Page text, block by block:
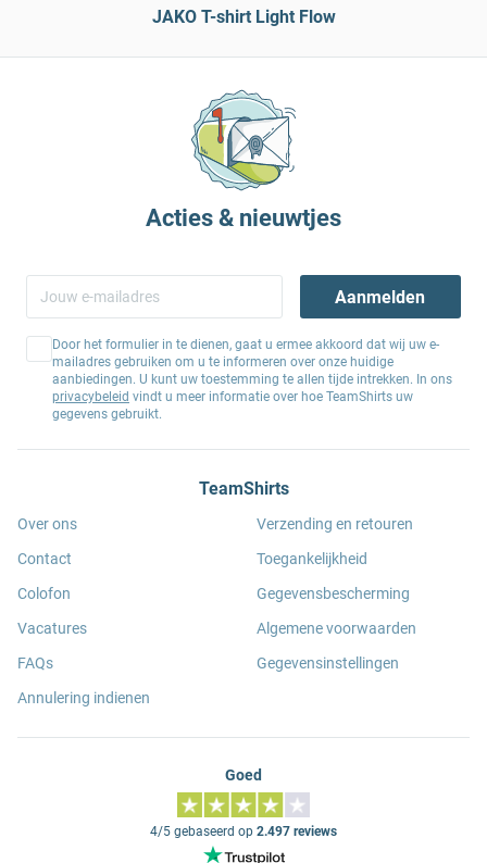
JAKO T-shirt Light Flow
Acties & nieuwtjes
Aanmelden
Door het formulier in te dienen, gaat u ermee akkoord dat wij uw e-
mailadres gebruiken om u te informeren over onze huidige
aanbiedingen. U kunt uw toestemming te allen tijde intrekken. In ons
privacybeleid vindt u meer informatie over hoe TeamShirts uw
gegevens gebruikt.
TeamShirts
Over ons
Contact
Colofon
Vacatures
FAQs
Annulering indienen
Verzending en retouren
Toegankelijkheid
Gegevensbescherming
Algemene voorwaarden
Gegevensinstellingen
Goed
4/5 gebaseerd op 2.497 reviews